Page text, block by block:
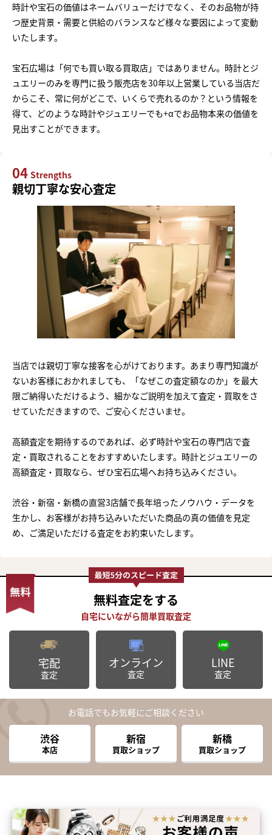
時計や宝石の価値はネームバリューだけでなく、そのお品物が持
つ歴史背景・需要と供給のバランスなど様々な要因によって変動
いたします。
宝石広場は「何でも買い取る買取店」ではありません。時計とジ
ュエリーのみを専門に扱う販売店を30年以上営業している当店だ
からこそ、常に何がどこで、いくらで売れるのか？という情報を
得て、どのような時計やジュエリーでも+αでお品物本来の価値を
見出すことができます。
04 Strengths
親切丁寧な安心査定
当店では親切丁寧な接客を心がけております。あまり専門知識が
ないお客様におかれましても、「なぜこの査定額なのか」を最大
限ご納得いただけるよう、細かなご説明を加えて査定・買取をさ
せていただきますので、ご安心くださいませ。
高額査定を期待するのであれば、必ず時計や宝石の専門店で査
定・買取されることをおすすめいたします。時計とジュエリーの
高額査定・買取なら、ぜひ宝石広場へお持ち込みください。
渋谷・新宿・新橋の直営3店舗で長年培ったノウハウ・データを
生かし、お客様がお持ち込みいただいた商品の真の価値を見定
め、ご満足いただける査定をお約束いたします。
無料査定をする
宅配
査定
オンライン
査定
LINE
査定
お電話でもお気軽にご相談ください
渋谷
本店
新宿
買取ショップ
新橋
買取ショップ